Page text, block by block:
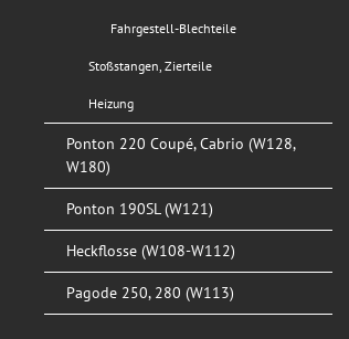
Fahrgestell-Blechteile
Stoßstangen, Zierteile
Heizung
Ponton 220 Coupé, Cabrio (W128,
W180)
Ponton 190SL (W121)
Heckflosse (W108-W112)
Pagode 250, 280 (W113)